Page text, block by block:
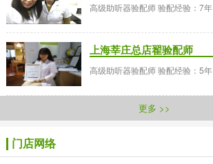
高级助听器验配师 验配经验：7年
上海莘庄总店翟验配师
高级助听器验配师 验配经验：5年
更多 >>
门店网络